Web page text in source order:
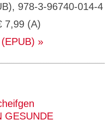
978-3-96740-014-4
7,99 (A)
GESUNDE